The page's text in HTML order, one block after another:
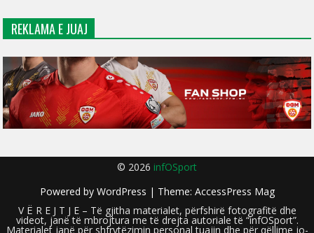
REKLAMA E JUAJ
© 2026 infOSport
Powered by WordPress | Theme: AccessPress Mag
V Ë R E J T J E – Të gjitha materialet, përfshirë fotografitë dhe
videot, janë të mbrojtura me të drejta autoriale të “infOSport”.
Materialet janë për shfrytëzimin personal tuajin dhe për qëllime jo-